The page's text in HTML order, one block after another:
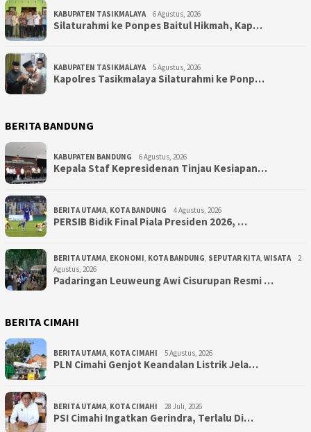
KABUPATEN TASIKMALAYA 6 Agustus, 2026
Silaturahmi ke Ponpes Baitul Hikmah, Kap…
KABUPATEN TASIKMALAYA 5 Agustus, 2026
Kapolres Tasikmalaya Silaturahmi ke Ponp…
BERITA BANDUNG
KABUPATEN BANDUNG 6 Agustus, 2026
Kepala Staf Kepresidenan Tinjau Kesiapan…
BERITA UTAMA, KOTA BANDUNG 4 Agustus, 2026
PERSIB Bidik Final Piala Presiden 2026, …
BERITA UTAMA, EKONOMI, KOTA BANDUNG, SEPUTAR KITA, WISATA
2
Agustus, 2026
Padaringan Leuweung Awi Cisurupan Resmi …
BERITA CIMAHI
BERITA UTAMA, KOTA CIMAHI 5 Agustus, 2026
PLN Cimahi Genjot Keandalan Listrik Jela…
BERITA UTAMA, KOTA CIMAHI 28 Juli, 2026
PSI Cimahi Ingatkan Gerindra, Terlalu Di…